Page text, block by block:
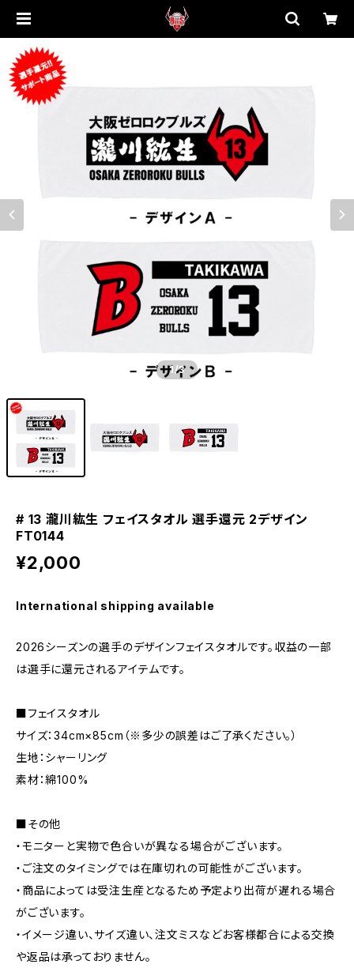
1/3
# 13 瀧川紘生 フェイスタオル 選手還元 2デザイン
FT0144
¥2,000
International shipping available
2026シーズンの選手のデザインフェイスタオルです。収益の一部
は選手に還元されるアイテムです。
■フェイスタオル
サイズ：34cm×85cm（※多少の誤差はご了承ください。）
生地：シャーリング
素材：綿100%
■その他
・モニターと実物で色合いが異なる場合がございます。
・ご注文のタイミングでは在庫切れの可能性がございます。
・商品によっては受注生産となるため予定より出荷が遅れる場合
がございます。
・イメージ違い、サイズ違い、注文ミスなどお客様都合による交換
や返品は承っておりません。